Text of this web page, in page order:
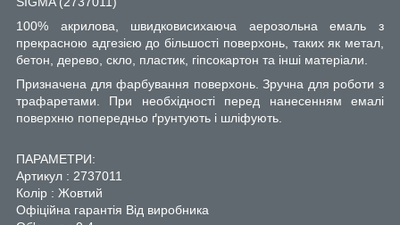
100% акрилова, швидковисихаюча аерозольна емаль з
прекрасною адгезією до більшості поверхонь, таких як метал,
бетон, дерево, скло, пластик, гіпсокартон та інші матеріали.
Призначена для фарбування поверхонь. Зручна для роботи з
трафаретами. При необхідності перед нанесенням емалі
поверхню попередньо ґрунтують і шліфують.
ПАРАМЕТРИ:
Артикул : 2737011
Колір : Жовтий
Офіційна гарантія Від виробника